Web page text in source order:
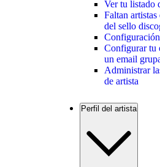
Ver tu listado
Faltan
del sello
Configurar tu
un email
Administrar
de artista
Perfil del artista